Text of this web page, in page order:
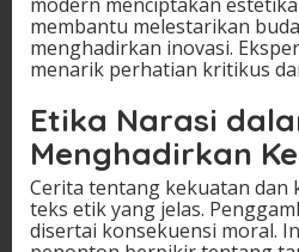
membantu melestarikan
menghadirkan inovasi.
menarik perhatian kritikus
Etika Narasi
Menghadirkan
Cerita tentang kekuatan
teks etik yang jelas.
disertai konsekuensi moral.